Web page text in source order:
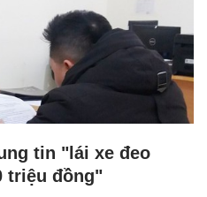
tin "lái xe đeo
triệu đồng"